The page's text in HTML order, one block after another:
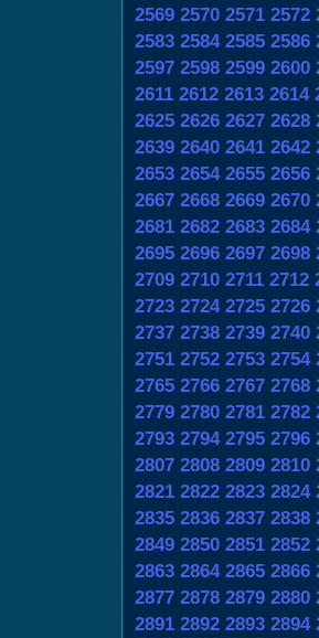
2569 2570 2571 2572
2583 2584 2585 2586
2597 2598 2599 2600
2611 2612 2613 2614
2625 2626 2627 2628
2639 2640 2641 2642
2653 2654 2655 2656
2667 2668 2669 2670
2681 2682 2683 2684
2695 2696 2697 2698
2709 2710 2711 2712
2723 2724 2725 2726
2737 2738 2739 2740
2751 2752 2753 2754
2765 2766 2767 2768
2779 2780 2781 2782
2793 2794 2795 2796
2807 2808 2809 2810
2821 2822 2823 2824
2835 2836 2837 2838
2849 2850 2851 2852
2863 2864 2865 2866
2877 2878 2879 2880
2891 2892 2893 2894